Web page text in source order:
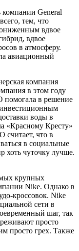
компании General
тем, что
вдвое
вдвое
в атмосферу.
авиационный
компания
в этом году
помогала в решение
инвестиционным
воды в
«Красному Кресту»
считает, что в
в социальные
хоть чуточку лучше.
крупных
Nike. Однако в
кроссовок. Nike
сети в
шаг, так
просто
просто грех. Также